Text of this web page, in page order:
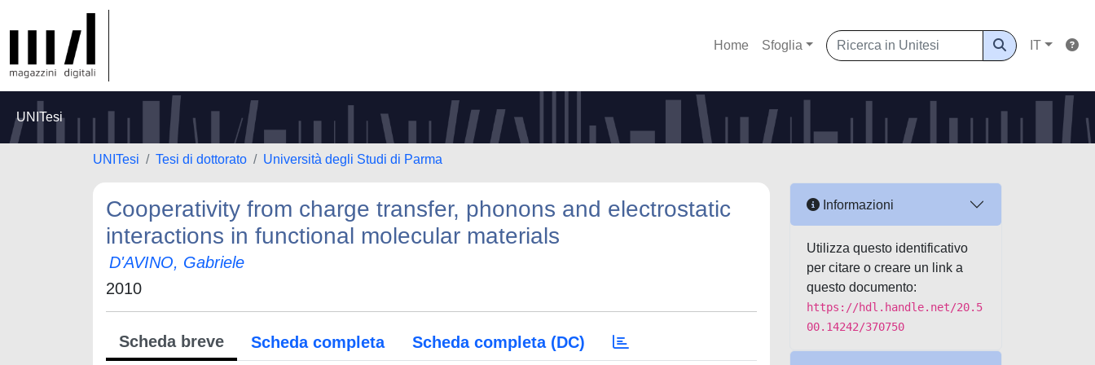
Home Sfoglia IT
UNITesi
UNITesi Tesi di dottorato Università degli Studi di Parma
Cooperativity from charge transfer, phonons and electrostatic
interactions in functional molecular materials
D'AVINO, Gabriele
2010
Scheda breve Scheda completa Scheda completa (DC)
Informazioni
Utilizza questo identificativo
per citare o creare un link a
questo documento:
https://hdl.handle.net/20.5
00.14242/370750